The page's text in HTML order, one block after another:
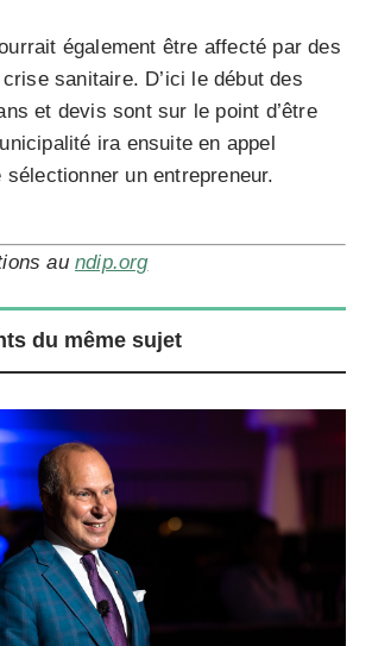
également être affecté par des
sanitaire. D’ici le début des
et devis sont sur le point d’être
ira ensuite en appel
sélectionner un entrepreneur.
aundip.org
du même sujet